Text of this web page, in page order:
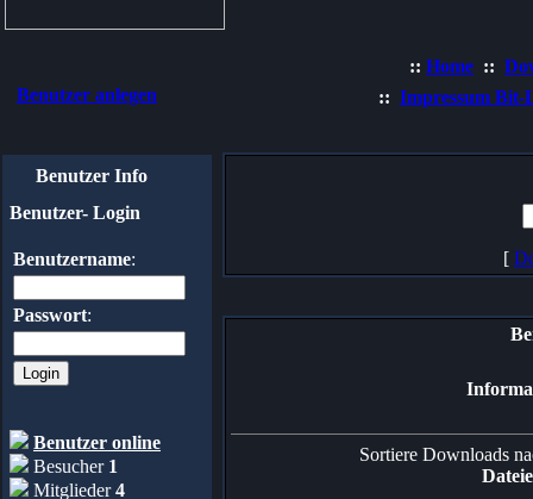
Benutzer anlegen
:: Home ::
:: Impressum Bit-
Benutzer Info
Benutzer- Login
Benutzername:
Passwort:
Benutzer online
Besucher 1
Mitglieder4
[
Sortiere Downloads